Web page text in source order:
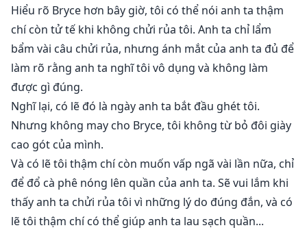
Hiểu rõ Bryce hơn bây giờ, tôi có thể nói anh ta thậm
chí còn tử tế khi không chửi rủa tôi. Anh ta chỉ lẩm
bẩm vài câu chửi rủa, nhưng ánh mắt của anh ta đủ để
làm rõ rằng anh ta nghĩ tôi vô dụng và không làm
được gì đúng.
Nghĩ lại, có lẽ đó là ngày anh ta bắt đầu ghét tôi.
Nhưng không may cho Bryce, tôi không từ bỏ đôi giày
cao gót của mình.
Và có lẽ tôi thậm chí còn muốn vấp ngã vài lần nữa, chỉ
để đổ cà phê nóng lên quần của anh ta. Sẽ vui lắm khi
thấy anh ta chửi rủa tôi vì những lý do đúng đắn, và có
lẽ tôi thậm chí có thể giúp anh ta lau sạch quần...